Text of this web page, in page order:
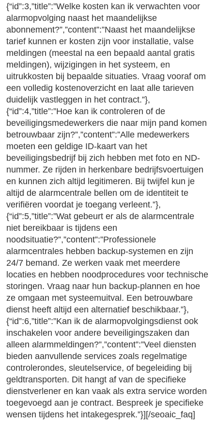
{“id”:3,”title”:”Welke kosten kan ik verwachten voor
alarmopvolging naast het maandelijkse
abonnement?”,”content”:”Naast het maandelijkse
tarief kunnen er kosten zijn voor installatie, valse
meldingen (meestal na een bepaald aantal gratis
meldingen), wijzigingen in het systeem, en
uitrukkosten bij bepaalde situaties. Vraag vooraf om
een volledig kostenoverzicht en laat alle tarieven
duidelijk vastleggen in het contract.”},
{“id”:4,”title”:”Hoe kan ik controleren of de
beveiligingsmedewerkers die naar mijn pand komen
betrouwbaar zijn?”,”content”:”Alle medewerkers
moeten een geldige ID-kaart van het
beveiligingsbedrijf bij zich hebben met foto en ND-
nummer. Ze rijden in herkenbare bedrijfsvoertuigen
en kunnen zich altijd legitimeren. Bij twijfel kun je
altijd de alarmcentrale bellen om de identiteit te
verifiëren voordat je toegang verleent.”},
{“id”:5,”title”:”Wat gebeurt er als de alarmcentrale
niet bereikbaar is tijdens een
noodsituatie?”,”content”:”Professionele
alarmcentrales hebben backup-systemen en zijn
24/7 bemand. Ze werken vaak met meerdere
locaties en hebben noodprocedures voor technische
storingen. Vraag naar hun backup-plannen en hoe
ze omgaan met systeemuitval. Een betrouwbare
dienst heeft altijd een alternatief beschikbaar.”},
{“id”:6,”title”:”Kan ik de alarmopvolgingsdienst ook
inschakelen voor andere beveiligingszaken dan
alleen alarmmeldingen?”,”content”:”Veel diensten
bieden aanvullende services zoals regelmatige
controlerondes, sleutelservice, of begeleiding bij
geldtransporten. Dit hangt af van de specifieke
dienstverlener en kan vaak als extra service worden
toegevoegd aan je contract. Bespreek je specifieke
wensen tijdens het intakegesprek.”}][/seoaic_faq]